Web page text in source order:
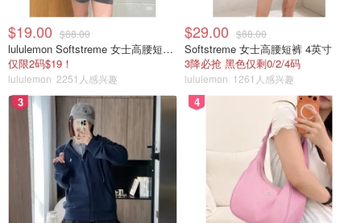
$19.00 $88.00
lululemon Softstreme 女士高腰短裤 10cm
仅限2码$19！
lululemon 2251人感兴趣
$29.00 $88.00
Softstreme 女士高腰短裤 4英寸
3降必抢 黑色仅剩0/2/4码
lululemon 1261人感兴趣
3 4